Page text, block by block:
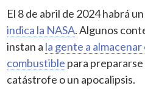
El 8 de abril de 2024 habrá
indica la NASA. Algunos
instan a la gente a almacenar
combustible para
catástrofe o un apocalipsis.